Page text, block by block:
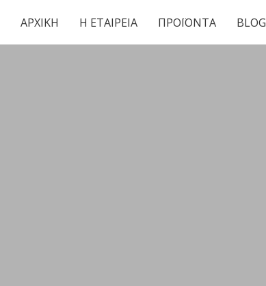
ΑΡΧΙΚΗ Η ΕΤΑΙΡΕΙΑ ΠΡΟΪΟΝΤΑ BLOG